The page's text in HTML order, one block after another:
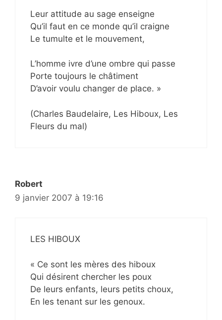
Leur attitude au sage enseigne
Qu’il faut en ce monde qu’il craigne
Le tumulte et le mouvement,
L’homme ivre d’une ombre qui passe
Porte toujours le châtiment
D’avoir voulu changer de place. »
(Charles Baudelaire, Les Hiboux, Les
Fleurs du mal)
Robert
9 janvier 2007 à 19:16
LES HIBOUX
« Ce sont les mères des hiboux
Qui désirent chercher les poux
De leurs enfants, leurs petits choux,
En les tenant sur les genoux.